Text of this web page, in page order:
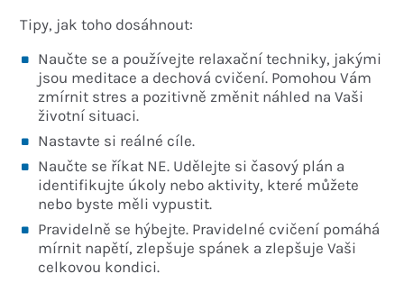
Tipy, jak toho dosáhnout:
Naučte se a používejte relaxační techniky, jakými
jsou meditace a dechová cvičení. Pomohou Vám
zmírnit stres a pozitivně změnit náhled na Vaši
životní situaci.
Nastavte si reálné cíle.
Naučte se říkat NE. Udělejte si časový plán a
identifikujte úkoly nebo aktivity, které můžete
nebo byste měli vypustit.
Pravidelně se hýbejte. Pravidelné cvičení pomáhá
mírnit napětí, zlepšuje spánek a zlepšuje Vaši
celkovou kondici.